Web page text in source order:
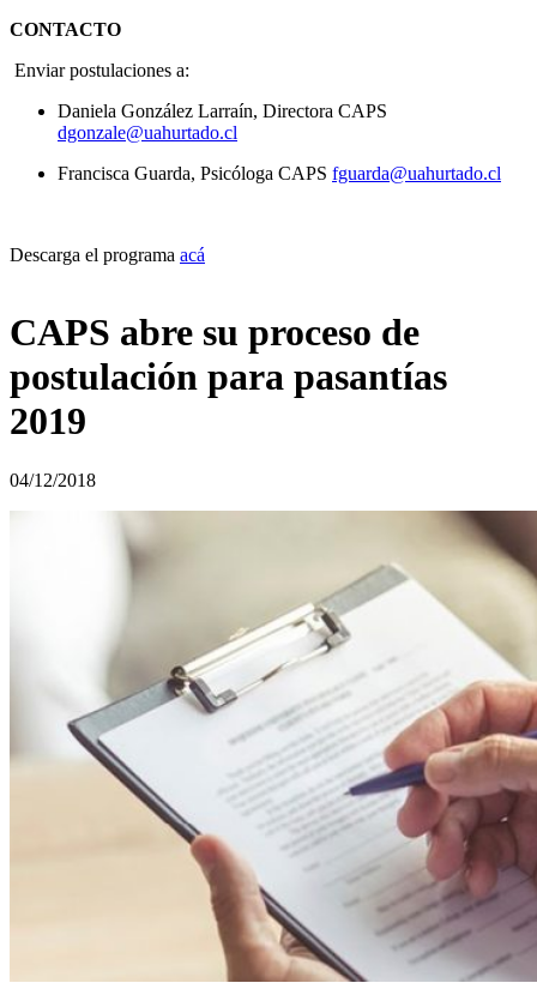
CONTACTO
Enviar postulaciones a:
Daniela González Larraín, Directora CAPS
dgonzale@uahurtado.cl
Francisca Guarda, Psicóloga CAPS fguarda@uahurtado.cl
Descarga el programa acá
CAPS abre su proceso de
postulación para pasantías
2019
04/12/2018